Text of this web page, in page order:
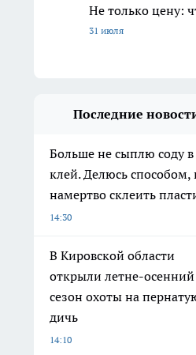
Не только цену:
31 июля
Последние
Больше не сыплю соду в
клей. Делюсь способом,
намертво склеить
14:30
В Кировской области
открыли летне-осенний
сезон охоты на
дичь
14:10